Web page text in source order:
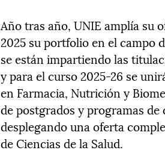
Año tras año, UNIE amplía su
2025 su portfolio en el campo
se están impartiendo las
y para el curso 2025-26 se
en Farmacia, Nutrición y
de postgrados y programas
desplegando una oferta
de Ciencias de la Salud.